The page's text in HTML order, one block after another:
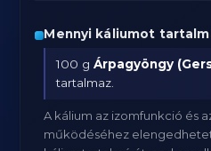
Mennyi káliumot
100 gÁrpagyöngy
tartalmaz.
A kálium az izomfunkció és
működéséhez